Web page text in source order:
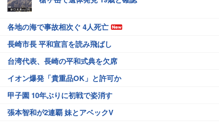
各地の海で事故相次ぐ 4人死亡
長崎市長 平和宣言を読み飛ばし
台湾代表、長崎の平和式典を欠席
イオン爆発「貴重品OK」と許可か
甲子園 10年ぶりに初戦で姿消す
張本智和が2連覇 妹とアベックV